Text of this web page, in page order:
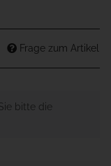
Frage zum Artikel
bitte die